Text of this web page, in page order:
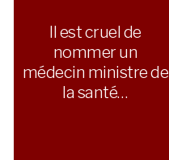
Il est cruel de
nommer un
médecin ministre de
la santé…